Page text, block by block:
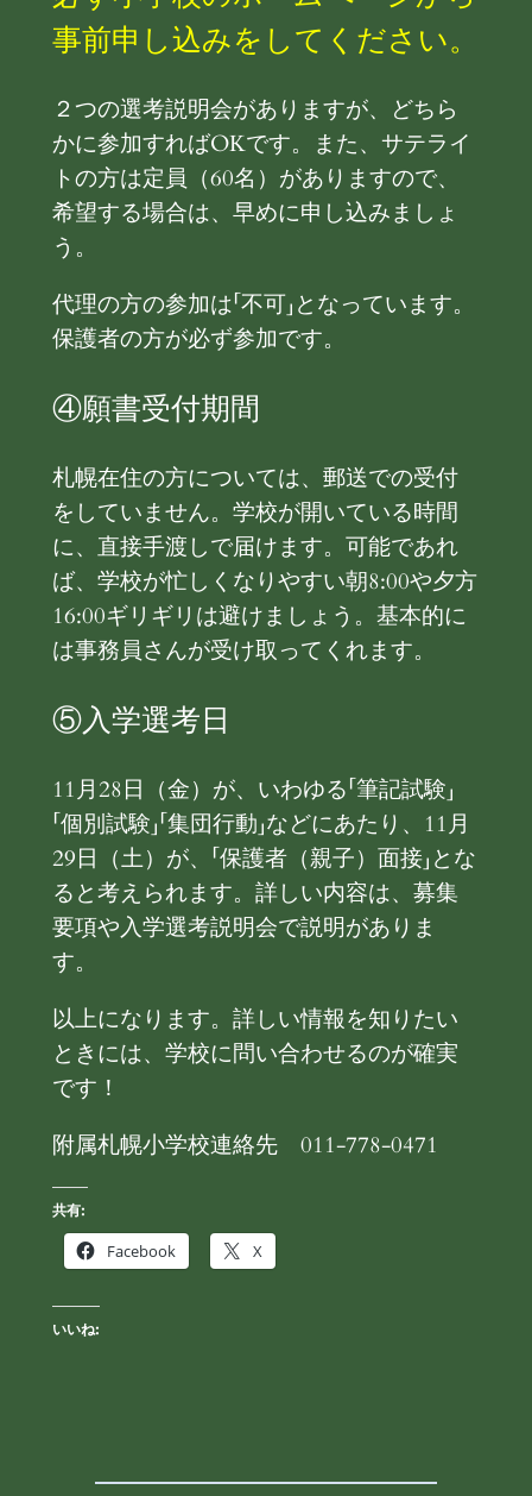
事前申し込みをしてください。
２つの選考説明会がありますが、どちら
かに参加すればOKです。また、サテライ
トの方は定員（60名）がありますので、
希望する場合は、早めに申し込みましょ
う。
代理の方の参加は「不可」となっています。
保護者の方が必ず参加です。
④願書受付期間
札幌在住の方については、郵送での受付
をしていません。学校が開いている時間
に、直接手渡しで届けます。可能であれ
ば、学校が忙しくなりやすい朝8:00や夕方
16:00ギリギリは避けましょう。基本的に
は事務員さんが受け取ってくれます。
⑤入学選考日
11月28日（金）が、いわゆる「筆記試験」
「個別試験」「集団行動」などにあたり、11月
29日（土）が、「保護者（親子）面接」とな
ると考えられます。詳しい内容は、募集
要項や入学選考説明会で説明がありま
す。
以上になります。詳しい情報を知りたい
ときには、学校に問い合わせるのが確実
です！
附属札幌小学校連絡先 011-778-0471
共有:
Facebook
X
いいね: